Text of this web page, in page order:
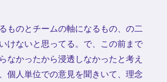
ものとチームの軸になるもの、の二
けないと思ってる。で、この前まで
なかったから浸透しなかったと考え
個人単位での意見を聞きいて、理念